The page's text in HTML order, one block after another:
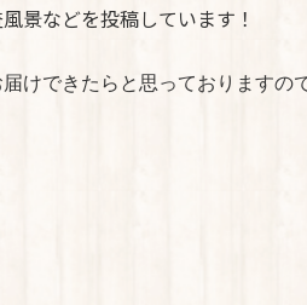
景などを投稿しています！
けできたらと思っておりますので